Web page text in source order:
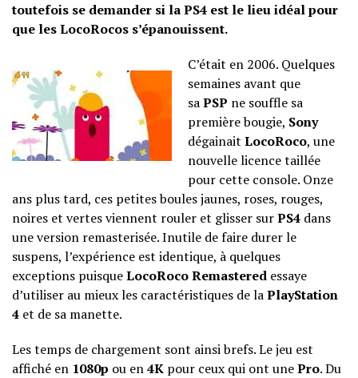
toutefois se demander si la PS4 est le lieu idéal pour
que les LocoRocos s’épanouissent.
C’était en 2006. Quelques
semaines avant que
saPSP ne souffle sa
première bougie, Sony
dégainait LocoRoco, une
nouvelle licence taillée
pour cette console. Onze
ans plus tard, ces petites boules jaunes, roses, rouges,
noires et vertes viennent rouler et glisser surPS4 dans
une version remasterisée. Inutile de faire durer le
suspens, l’expérience est identique, à quelques
exceptions puisqueLocoRoco Remastered essaye
d’utiliser au mieux les caractéristiques de laPlayStation
4 et de sa manette.
Les temps de chargement sont ainsi brefs. Le jeu est
affiché en 1080p ou en4K pour ceux qui ont unePro. Du